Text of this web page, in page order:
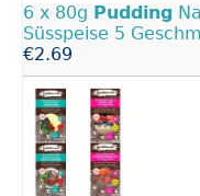
6 x 80g Pudding
Süsspeise 5
€2.69